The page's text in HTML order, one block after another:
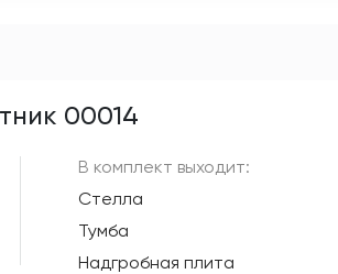
памятники
Благоустройство мест
00014
В комплект выходит:
Стелла
Тумба
Надгробная плита